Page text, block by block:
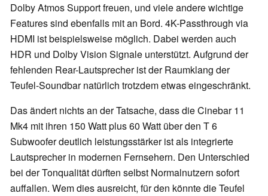
Dolby Atmos Support freuen, und viele andere wichtige
Features sind ebenfalls mit an Bord. 4K-Passthrough via
HDMI ist beispielsweise möglich. Dabei werden auch
HDR und Dolby Vision Signale unterstützt. Aufgrund der
fehlenden Rear-Lautsprecher ist der Raumklang der
Teufel-Soundbar natürlich trotzdem etwas eingeschränkt.
Das ändert nichts an der Tatsache, dass die Cinebar 11
Mk4 mit ihren 150 Watt plus 60 Watt über den T 6
Subwoofer deutlich leistungsstärker ist als integrierte
Lautsprecher in modernen Fernsehern. Den Unterschied
bei der Tonqualität dürften selbst Normalnutzern sofort
auffallen. Wem dies ausreicht, für den könnte die Teufel